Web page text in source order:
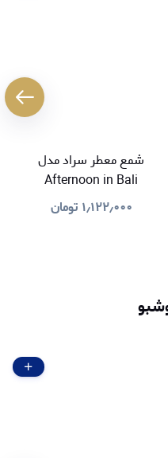
شمع معطر سراد مدل
Afternoon in Bali
۱٫۱۲۲٫۰۰۰ تومان